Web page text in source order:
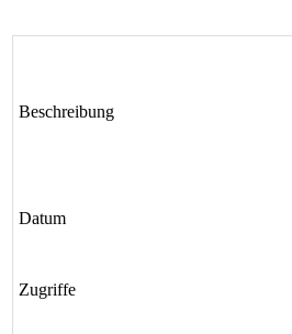
Beschreibung
Datum
Zugriffe